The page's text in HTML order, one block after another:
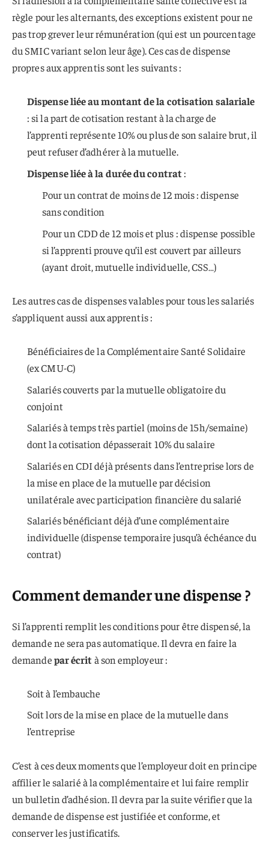
règle pour les alternants, des exceptions existent pour ne
pas trop grever leur rémunération (qui est un pourcentage
du SMIC variant selon leur âge). Ces cas de dispense
propres aux apprentis sont les suivants :
Dispense liée au montant de la cotisation salariale
: si la part de cotisation restant à la charge de
l’apprenti représente 10% ou plus de son salaire brut, il
peut refuser d’adhérer à la mutuelle.
Dispense liée à la durée du contrat :
Pour un contrat de moins de 12 mois : dispense
sans condition
Pour un CDD de 12 mois et plus : dispense possible
si l’apprenti prouve qu’il est couvert par ailleurs
(ayant droit, mutuelle individuelle, CSS…)
Les autres cas de dispenses valables pour tous les salariés
s’appliquent aussi aux apprentis :
Bénéficiaires de la Complémentaire Santé Solidaire
(ex CMU-C)
Salariés couverts par la mutuelle obligatoire du
conjoint
Salariés à temps très partiel (moins de 15h/semaine)
dont la cotisation dépasserait 10% du salaire
Salariés en CDI déjà présents dans l’entreprise lors de
la mise en place de la mutuelle par décision
unilatérale avec participation financière du salarié
Salariés bénéficiant déjà d’une complémentaire
individuelle (dispense temporaire jusqu’à échéance du
contrat)
Comment demander une dispense ?
Si l’apprenti remplit les conditions pour être dispensé, la
demande ne sera pas automatique. Il devra en faire la
demandepar écrit à son employeur :
Soit à l’embauche
Soit lors de la mise en place de la mutuelle dans
l’entreprise
C’est à ces deux moments que l’employeur doit en principe
affilier le salarié à la complémentaire et lui faire remplir
un bulletin d’adhésion. Il devra par la suite vérifier que la
demande de dispense est justifiée et conforme, et
conserver les justificatifs.